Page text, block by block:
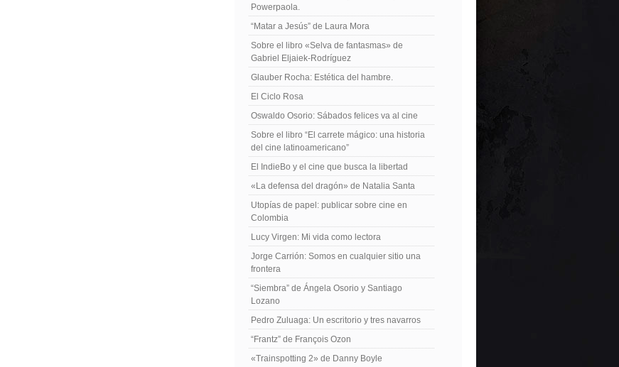
Powerpaola.
“Matar a Jesús” de Laura Mora
Sobre el libro «Selva de fantasmas» de
Gabriel Eljaiek-Rodríguez
Glauber Rocha: Estética del hambre.
El Ciclo Rosa
Oswaldo Osorio: Sábados felices va al cine
Sobre el libro “El carrete mágico: una historia
del cine latinoamericano”
El IndieBo y el cine que busca la libertad
«La defensa del dragón» de Natalia Santa
Utopías de papel: publicar sobre cine en
Colombia
Lucy Virgen: Mi vida como lectora
Jorge Carrión: Somos en cualquier sitio una
frontera
“Siembra” de Ángela Osorio y Santiago
Lozano
Pedro Zuluaga: Un escritorio y tres navarros
“Frantz” de François Ozon
«Trainspotting 2» de Danny Boyle